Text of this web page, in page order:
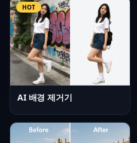
HOT
AI 배경 제거기